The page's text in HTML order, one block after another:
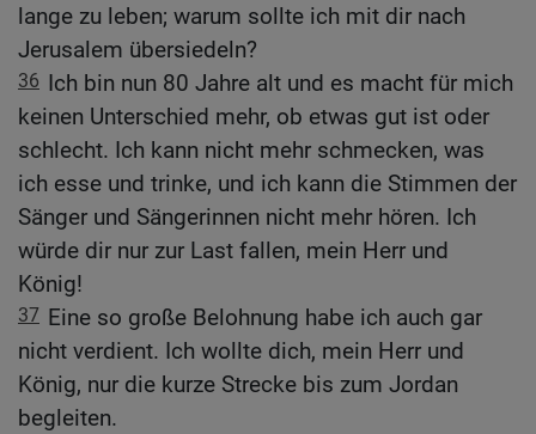
lange zu leben; warum sollte ich mit dir nach
Jerusalem übersiedeln?
36 Ich bin nun 80 Jahre alt und es macht für mich
keinen Unterschied mehr, ob etwas gut ist oder
schlecht. Ich kann nicht mehr schmecken, was
ich esse und trinke, und ich kann die Stimmen der
Sänger und Sängerinnen nicht mehr hören. Ich
würde dir nur zur Last fallen, mein Herr und
König!
37 Eine so große Belohnung habe ich auch gar
nicht verdient. Ich wollte dich, mein Herr und
König, nur die kurze Strecke bis zum Jordan
begleiten.